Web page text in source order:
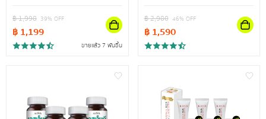
฿1,998 39% OFF
฿1,199
ขายแล้ว 7 พันชิ้น
฿2,980 46% OFF
฿1,590